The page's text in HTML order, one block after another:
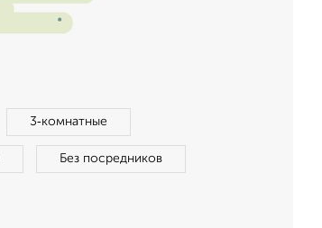
3‑комнатные
Без посредников